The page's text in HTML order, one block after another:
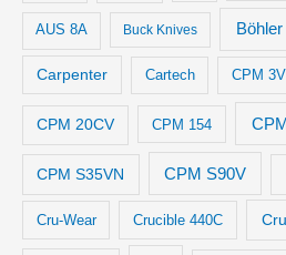
AUS 8A Buck Knives Böhler
Carpenter Cartech CPM 3V
CPM 20CV CPM 154
CPM S35VN CPM S90V
Cru-Wear Crucible 440C